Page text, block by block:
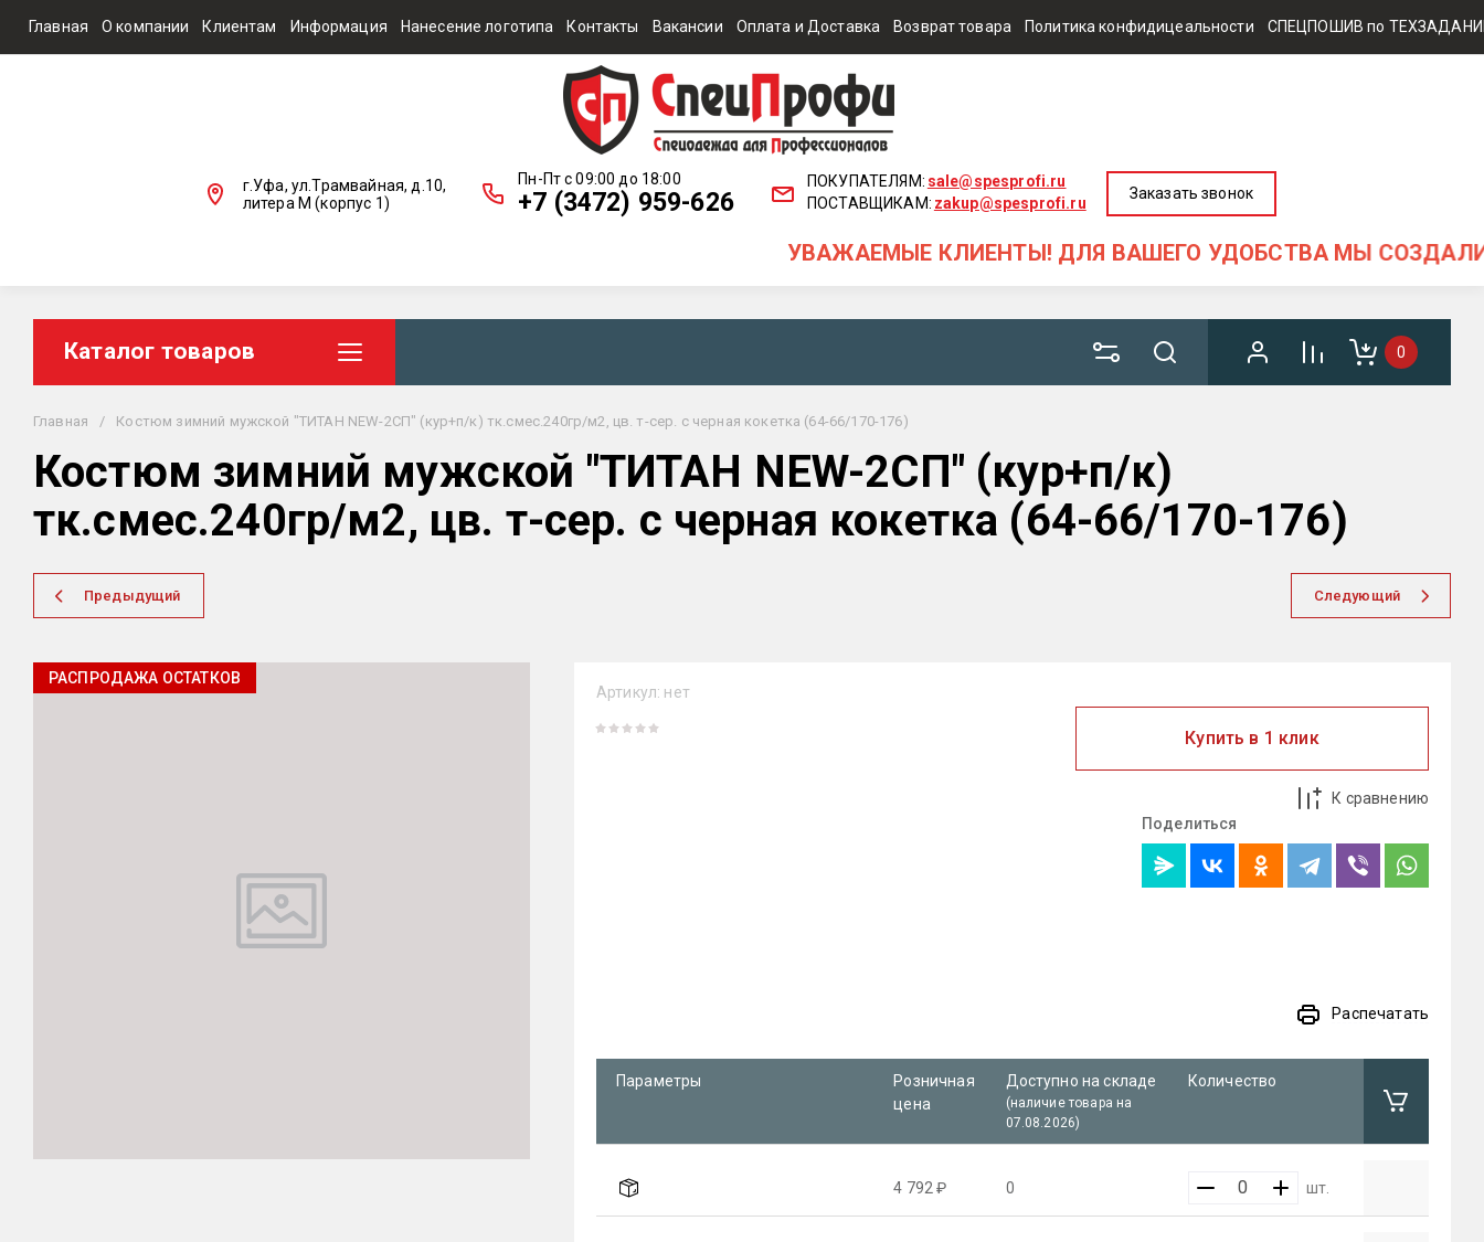
Главная О компании Клиентам Информация Нанесение логотипа Контакты Вакансии Оплата и Доставка Возврат товара Политика конфидицеальности СПЕЦПОШИВ по
г.Уфа, ул.Трамвайная, д.10,
литера М (корпус 1)
Пн-Пт с 09:00 до 18:00
+7 (3472) 959-626
ПОКУПАТЕЛЯМ: sale@spesprofi.ru
ПОСТАВЩИКАМ: zakup@spesprofi.ru
Заказать звонок
УВАЖАЕМЫЕ КЛИЕНТЫ! ДЛЯ ВАШЕГО УДОБСТВА МЫ СОЗДАЛИ
Каталог товаров 0
Главная / Костюм зимний мужской "ТИТАН NEW-2СП" (кур+п/к) тк.смес.240гр/м2, цв. т-сер. с черная кокетка (64-66/170-176)
Костюм зимний мужской "ТИТАН NEW-2СП" (кур+п/к)
тк.смес.240гр/м2, цв. т-сер. с черная кокетка (64-66/170-176)
Предыдущий Следующий
РАСПРОДАЖА ОСТАТКОВ
Артикул: нет
Купить в 1 клик
К сравнению
Поделиться
Распечатать
Параметры
Розничная
цена
Доступно на складе
(наличие товара на
07.08.2026)
Количество
4 792 ₽ 0 шт.